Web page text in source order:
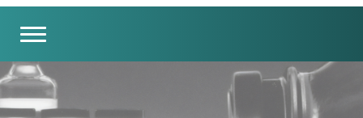
Toggle navigation